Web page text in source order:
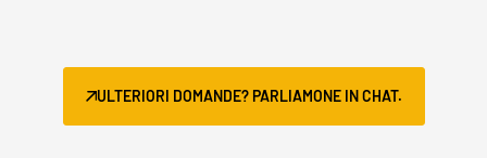
ULTERIORI DOMANDE? PARLIAMONE IN CHAT.